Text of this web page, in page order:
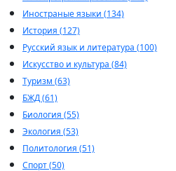
Иностраные языки (134)
История (127)
Русский язык и литература (100)
Искусство и культура (84)
Туризм (63)
БЖД (61)
Биология (55)
Экология (53)
Политология (51)
Спорт (50)